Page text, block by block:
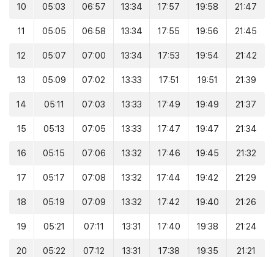
10 05:03 06:57 13:34 17:57 19:58 21:47
11 05:05 06:58 13:34 17:55 19:56 21:45
12 05:07 07:00 13:34 17:53 19:54 21:42
13 05:09 07:02 13:33 17:51 19:51 21:39
14 05:11 07:03 13:33 17:49 19:49 21:37
15 05:13 07:05 13:33 17:47 19:47 21:34
16 05:15 07:06 13:32 17:46 19:45 21:32
17 05:17 07:08 13:32 17:44 19:42 21:29
18 05:19 07:09 13:32 17:42 19:40 21:26
19 05:21 07:11 13:31 17:40 19:38 21:24
20 05:22 07:12 13:31 17:38 19:35 21:21